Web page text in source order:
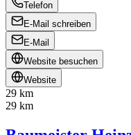
Telefon
E-Mail schreiben
E-Mail
Website besuchen
Website
29 km
29 km